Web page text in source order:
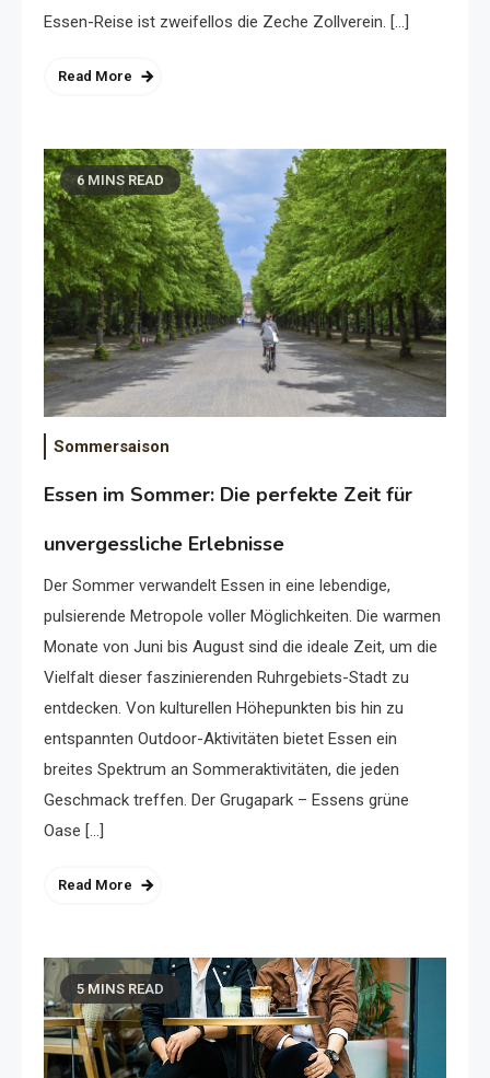
Essen-Reise ist zweifellos die Zeche Zollverein. […]
Read More
6 MINS READ
Sommersaison
Essen im Sommer: Die perfekte Zeit für
unvergessliche Erlebnisse
Der Sommer verwandelt Essen in eine lebendige,
pulsierende Metropole voller Möglichkeiten. Die warmen
Monate von Juni bis August sind die ideale Zeit, um die
Vielfalt dieser faszinierenden Ruhrgebiets-Stadt zu
entdecken. Von kulturellen Höhepunkten bis hin zu
entspannten Outdoor-Aktivitäten bietet Essen ein
breites Spektrum an Sommeraktivitäten, die jeden
Geschmack treffen. Der Grugapark – Essens grüne
Oase […]
Read More
5 MINS READ